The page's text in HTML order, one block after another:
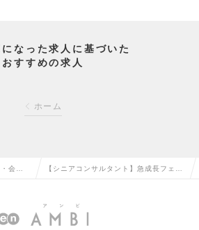
なった求人に基づいた
おすすめの求人
ホーム
会計
転職
【シニアコンサルタント】急成長フェー
合コンサルの求人情報